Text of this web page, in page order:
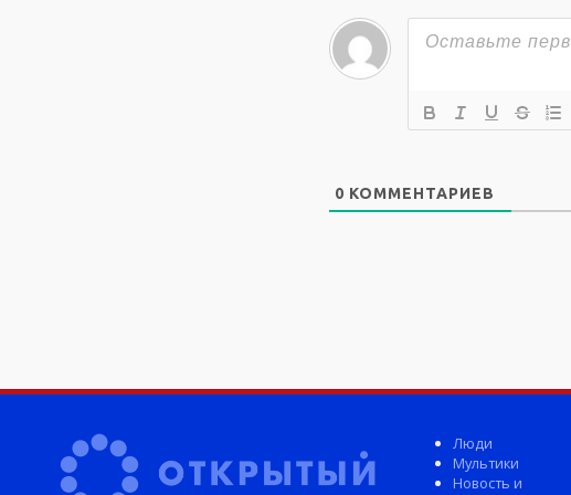
0 КОММЕНТАРИЕВ
Люди
Мультики
Новость и